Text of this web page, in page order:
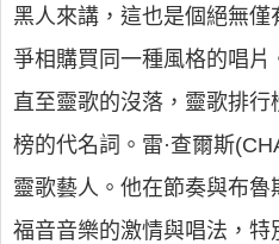
黑人來講，這也是個絕無
爭相購買同一種風格的唱
直至靈歌的沒落，靈歌排
榜的代名詞。雷·查爾斯
靈歌藝人。他在節奏與布
福音音樂的激情與唱法，特